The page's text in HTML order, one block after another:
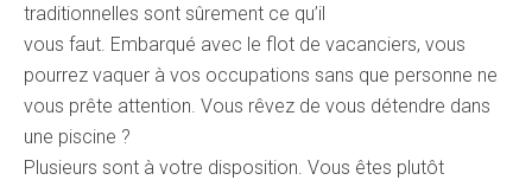
traditionnelles sont sûrement ce qu’il
vous faut. Embarqué avec le flot de vacanciers, vous
pourrez vaquer à vos occupations sans que personne ne
vous prête attention. Vous rêvez de vous détendre dans
une piscine ?
Plusieurs sont à votre disposition. Vous êtes plutôt